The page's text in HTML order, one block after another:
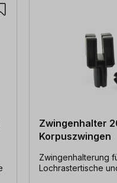
Zwingenhalter
Korpuszwingen
Zwingenhalterung
Lochrastertische